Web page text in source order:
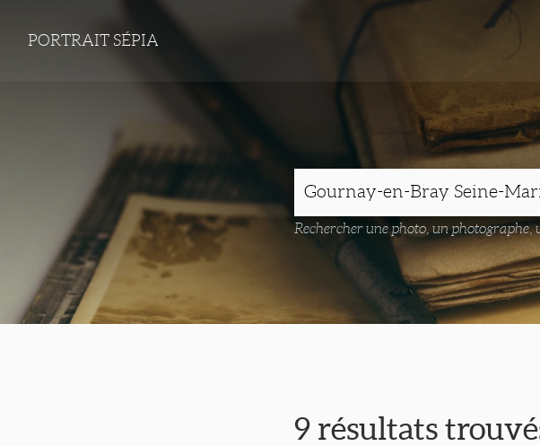
PORTRAIT SÉPIA
Rechercher une photo, un photographe,
9 résultats